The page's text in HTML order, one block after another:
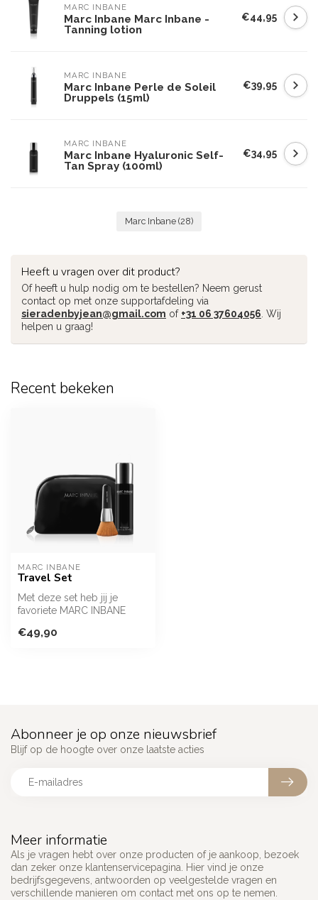
MARC INBANE
Marc Inbane Marc Inbane -
Tanning lotion
€44,95
MARC INBANE
Marc Inbane Perle de Soleil
Druppels (15ml)
€39,95
MARC INBANE
Marc Inbane Hyaluronic Self-
Tan Spray (100ml)
€34,95
Marc Inbane (28)
Heeft u vragen over dit product?
Of heeft u hulp nodig om te bestellen? Neem gerust
contact op met onze supportafdeling via
sieradenbyjean@gmail.com of +31 06 37604056 . Wij
helpen u graag!
Recent bekeken
MARC INBANE
Travel Set
Met deze set heb jij je
favoriete MARC INBANE
de han...
€49,90
Meer informatie
Als je vragen hebt over onze producten of je aankoop, bezoek
dan zeker onze klantenservicepagina. Hier vind je onze
bedrijfsgegevens, antwoorden op veelgestelde vragen en
verschillende manieren om contact met ons op te nemen.
Abonneer je op onze nieuwsbrief
Blijf op de hoogte over onze laatste acties